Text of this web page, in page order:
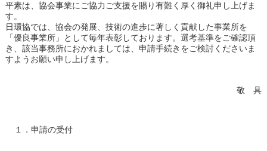
平素は、協会事業にご協力ご支援を賜り有難く厚く御礼申し上げま
す。
日環協では、協会の発展、技術の進歩に著しく貢献した事業所を
「優良事業所」として毎年表彰しております。選考基準をご確認頂
き、該当事務所におかれましては、申請手続きをご検討くださいま
すようお願い申し上げます。
敬 具
１．申請の受付